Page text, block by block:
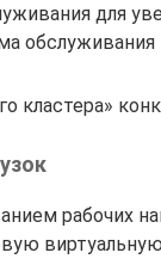
для
кластера»
рабочих